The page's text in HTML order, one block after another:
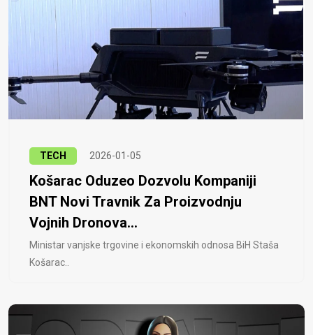
TECH 2026-01-05
Košarac Oduzeo Dozvolu Kompaniji
BNT Novi Travnik Za Proizvodnju
Vojnih Dronova...
Ministar vanjske trgovine i ekonomskih odnosa BiH Staša
Košarac..